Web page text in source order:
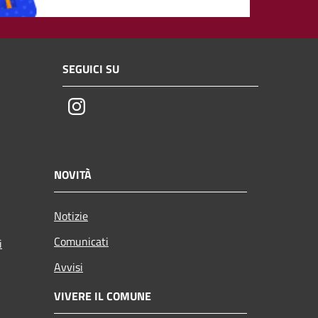
SEGUICI SU
Instagram
NOVITÀ
Notizie
Comunicati
Avvisi
VIVERE IL COMUNE